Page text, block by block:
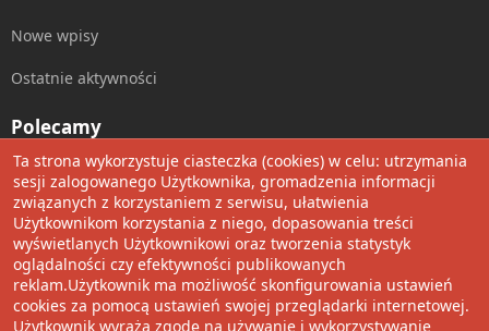
Nowe wpisy
Ostatnie aktywności
Polecamy
Wolnościowe cytaty
Udostępnij
Facebook
TwitterRedditPinterest
TumblrWhatsApp
Umieść Link
Ta strona wykorzystuje ciasteczka (cookies) w celu: utrzymania
sesji zalogowanego Użytkownika, gromadzenia informacji
związanych z korzystaniem z serwisu, ułatwienia
Użytkownikom korzystania z niego, dopasowania treści
wyświetlanych Użytkownikowi oraz tworzenia statystyk
oglądalności czy efektywności publikowanych
reklam.Użytkownik ma możliwość skonfigurowania ustawień
cookies za pomocą ustawień swojej przeglądarki internetowej.
Użytkownik wyraża zgodę na używanie i wykorzystywanie